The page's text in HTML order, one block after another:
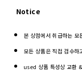
Notice
본 상점에서 취급하는
모든 상품은 직접 검수하
used 상품 특성상 교환